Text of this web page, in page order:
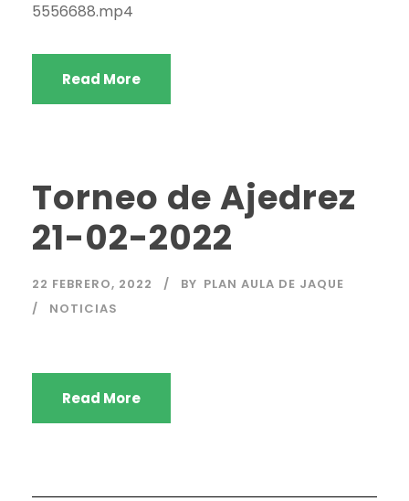
5556688.mp4
Read More
Torneo de Ajedrez
21-02-2022
22 FEBRERO, 2022 BY PLAN AULA DE JAQUE
NOTICIAS
Read More